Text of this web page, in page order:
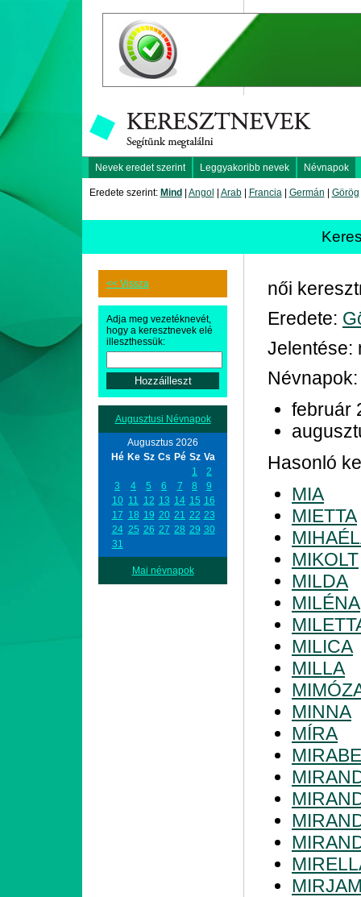
Nevek eredet szerint Leggyakoribb nevek Névnapok
Eredete szerint: Mind Angol Arab| Francia| Germán Görög
<< Vissza
Adja meg vezetéknevét,
hogy a keresztnevek elé
illeszthessük:
Augusztusi Névnapok
Augusztus 2026
Hé Ke Sz Cs Pé Sz Va
1
2
3
4 5 6 7 8
9
10 11 12 13 14 15 16
17 18 19 20 21 22 23
24 25 26 27 28 29 30
31
Mai névnapok
női
Eredete:
Jelentése:
Névnapok:
február
Hasonló
MIA
MIETTA
MIKOLT
MILDA
MILÉNA
MILICA
MILLA
MINNA
MÍRA